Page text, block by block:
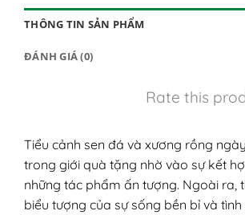
THÔNG TIN SẢN PHẨM
ĐÁNH GIÁ (0)
Rate this
Tiểu cảnh sen đá và xương rồng
trong giới quà tặng nhờ vào sự kết
những tác phẩm ấn tượng. Ngoài ra,
biểu tượng của sự sống bền bỉ và